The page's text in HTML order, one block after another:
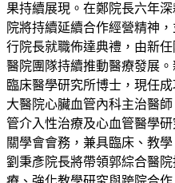
果持續展現。在鄭院長六年
院將持續延續合作經營精神
行院長就職佈達典禮，由新
醫院團隊持續推動醫療發展
臨床醫學研究所博士，現任
大醫院心臟血管內科主治醫
管介入性治療及心血管醫學
關學會會務，兼具臨床、教
劉秉彥院長將帶領郭綜合醫